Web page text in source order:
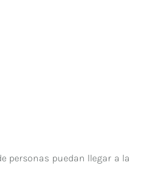
personas puedan llegar a la